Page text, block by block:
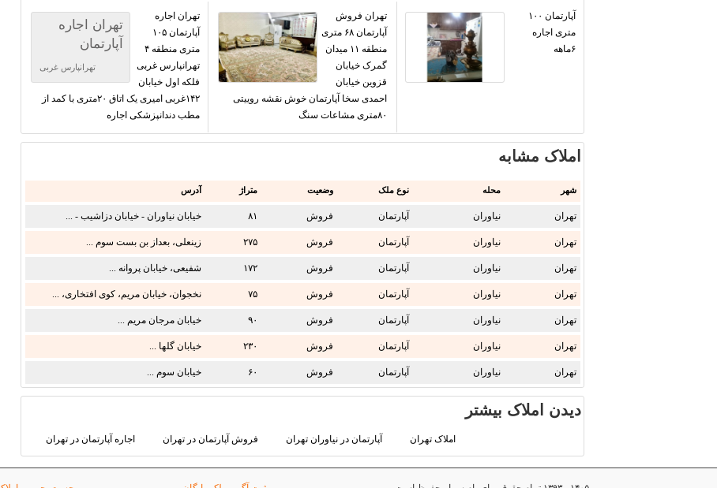
آپارتمان ۱۰۰
متری اجاره
۶ماهه
تهران فروش
آپارتمان ۶۸ متری
منطقه ۱۱ میدان
گمرک خیابان
قزوین خیابان
احمدی سخا آپارتمان خوش نقشه روییتی
۸۰متری مشاعات سنگ
تهران اجاره
آپارتمان
تهرانپارس غربی
تهران اجاره
آپارتمان ۱۰۵
متری منطقه ۴
تهرانپارس غربی
فلکه اول خیابان
۱۴۲غربی امیری یک اتاق ۲۰متری با کمد از
مطب دندانپزشکی اجاره
املاک مشابه
شهر محله نوع ملک وضعیت متراژ آدرس
تهران نیاوران آپارتمان فروش ۸۱ خیابان نیاوران - خیابان دزاشیب - ...
تهران نیاوران آپارتمان فروش ۲۷۵ زینعلی، بعداز بن بست سوم ...
تهران نیاوران آپارتمان فروش ۱۷۲ شفیعی، خیابان پروانه ...
تهران نیاوران آپارتمان فروش ۷۵ نخجوان، خیابان مریم، کوی افتخاری، ...
تهران نیاوران آپارتمان فروش ۹۰ خیابان مرجان مریم ...
تهران نیاوران آپارتمان فروش ۲۳۰ خیابان گلها ...
تهران نیاوران آپارتمان فروش ۶۰ خیابان سوم ...
دیدن املاک بیشتر
املاک تهران آپارتمان در نیاوران تهران فروش آپارتمان در تهران اجاره آپارتمان در تهران